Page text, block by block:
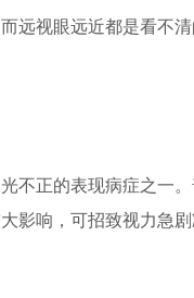
远视眼远近都是看不
不正的表现病症之一
影响，可招致视力急